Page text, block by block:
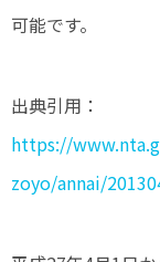
可能です。
出典引用：
https://
zoyo/annai/